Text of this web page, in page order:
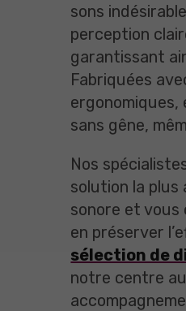
sons
perception
garantissant
Fabriquées
ergonomiques,
sans gêne,
Nos
solution la
sonore et
en préserver
sélection de
notre centre